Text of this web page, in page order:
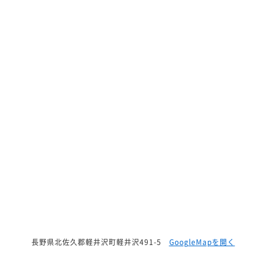
長野県北佐久郡軽井沢町軽井沢491-5 GoogleMapを開く